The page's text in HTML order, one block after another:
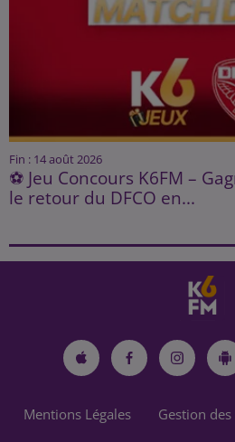
Fin : 14 août 2026
⚽ Jeu Concours K6FM –
le retour du DFCO en...
Mentions Légales Gestion